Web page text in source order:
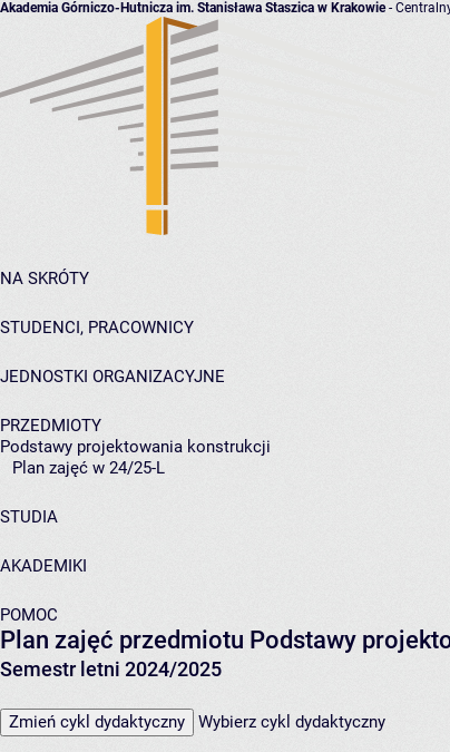
Akademia Górniczo-Hutnicza im. Stanisława Staszica w Krakowie-
NA SKRÓTY
STUDENCI, PRACOWNICY
JEDNOSTKI ORGANIZACYJNE
PRZEDMIOTY
Podstawy projektowania konstrukcji
Plan zajęć w 24/25-L
STUDIA
AKADEMIKI
POMOC
Plan zajęć przedmiotu Podstawy
Semestr letni 2024/2025
Zmień cykl dydaktyczny Wybierz cykl dydaktyczny